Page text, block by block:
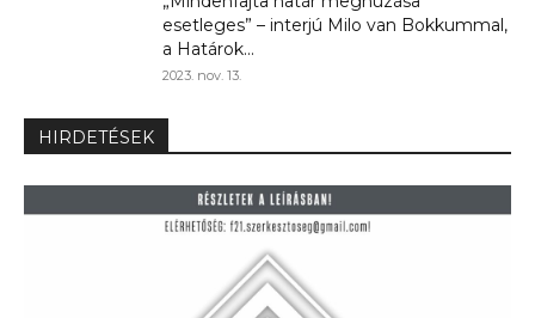
esetleges” – interjú Milo van Bokkummal,
a Határok...
2023. nov. 13.
HIRDETÉSEK